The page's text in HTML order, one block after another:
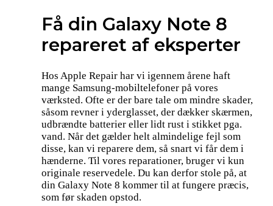
Få din Galaxy Note 8
repareret af eksperter
Hos Apple Repair har vi igennem årene haft
mange Samsung-mobiltelefoner på vores
værksted. Ofte er der bare tale om mindre skader,
såsom revner i yderglasset, der dækker skærmen,
udbrændte batterier eller lidt rust i stikket pga.
vand. Når det gælder helt almindelige fejl som
disse, kan vi reparere dem, så snart vi får dem i
hænderne. Til vores reparationer, bruger vi kun
originale reservedele. Du kan derfor stole på, at
din Galaxy Note 8 kommer til at fungere præcis,
som før skaden opstod.